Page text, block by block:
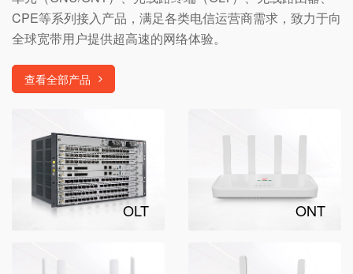
CPE等系列接入产品，满足各类电信运营商需求，致力于向
全球宽带用户提供超高速的网络体验。
查看全部产品
OLT ONT